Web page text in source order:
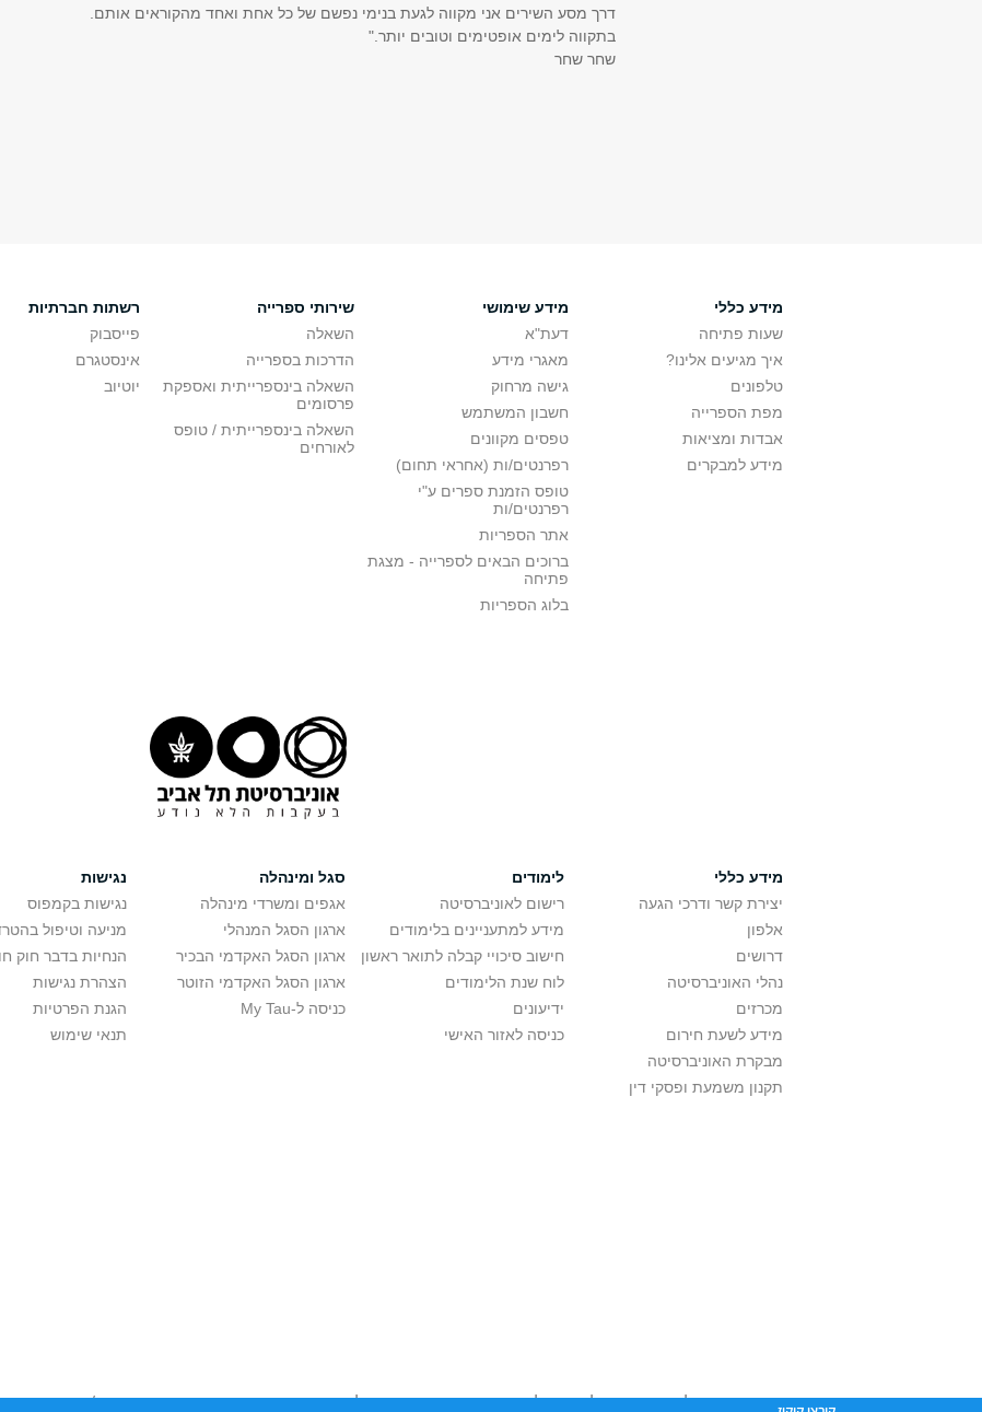
דרך מסע השירים אני מקווה לגעת בנימי נפשם של כל אחת ואחד מהקוראים אותם.
בתקווה לימים אופטימים וטובים יותר."
שחר שחר
מידע כללי
שעות פתיחה
איך מגיעים אלינו?
טלפונים
מפת הספרייה
אבדות ומציאות
מידע למבקרים
מידע שימושי
דעת"א
מאגרי מידע
גישה מרחוק
חשבון המשתמש
טפסים מקוונים
רפרנטים/ות (אחראי תחום)
טופס הזמנת ספרים ע"י
רפרנטים/ות
אתר הספריות
ברוכים הבאים לספרייה - מצגת
פתיחה
בלוג הספריות
שירותי ספרייה
השאלה
הדרכות בספרייה
השאלה בינספרייתית ואספקת
פרסומים
השאלה בינספרייתית / טופס
לאורחים
רשתות חברתיות
פייסבוק
אינסטגרם
יוטיוב
מידע כללי
יצירת קשר ודרכי הגעה
אלפון
דרושים
נהלי האוניברסיטה
מכרזים
מידע לשעת חירום
מבקרת האוניברסיטה
תקנון משמעת ופסקי דין
לימודים
רישום לאוניברסיטה
מידע למתעניינים בלימודים
חישוב סיכויי קבלה לתואר ראשון
לוח שנת הלימודים
ידיעונים
כניסה לאזור האישי
סגל ומינהלה
אגפים ומשרדי מינהלה
ארגון הסגל המנהלי
ארגון הסגל האקדמי הבכיר
ארגון הסגל האקדמי הזוטר
כניסה ל-My Tau
נגישות
נגישות בקמפוס
מניעה וטיפול
הנחיות בדבר חוק
הצהרת נגישות
הגנת הפרטיות
תנאי שימוש
אוניברסיטת תל אביב עושה כל מאמץ לכבד זכויות יוצרים. אם בבעלותך זכויות יוצרים בתכנים שנמצאים פה ו/או השימוש